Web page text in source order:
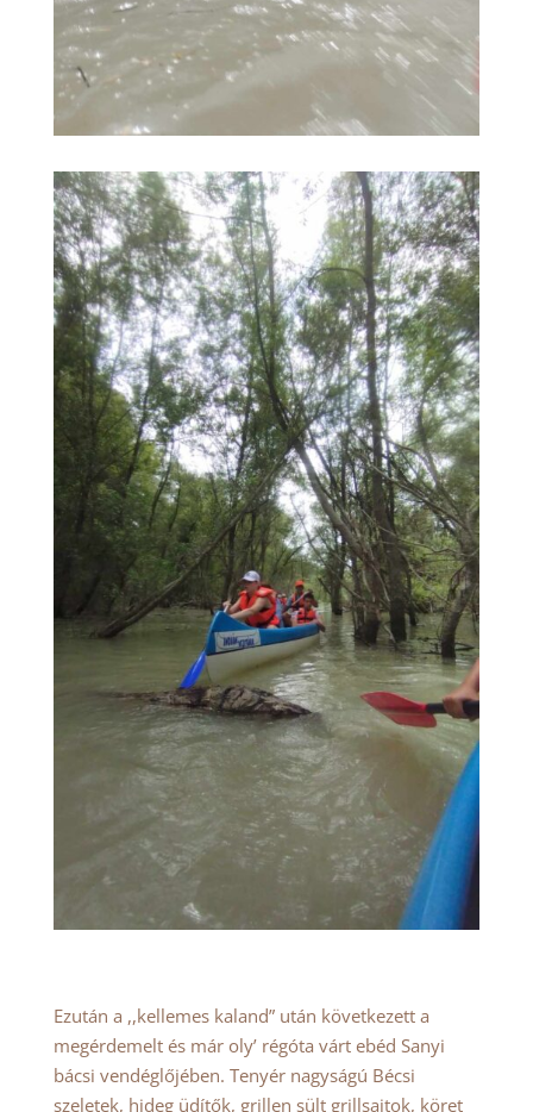
Ezután a ,,kellemes kaland” után következett a
megérdemelt és már oly’ régóta várt ebéd Sanyi
bácsi vendéglőjében. Tenyér nagyságú Bécsi
szeletek, hideg üdítők, grillen sült grillsajtok, köret